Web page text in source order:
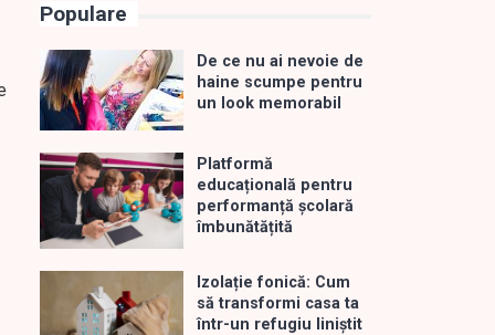
Populare
De ce nu ai nevoie de
haine scumpe pentru
un look memorabil
Platformă
educațională pentru
performanță școlară
îmbunătățită
Izolație fonică: Cum
să transformi casa ta
într-un refugiu liniștit